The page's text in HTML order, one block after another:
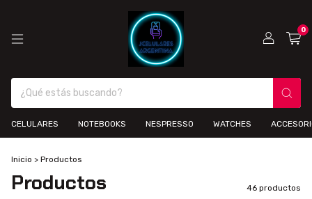
0
CELULARES NOTEBOOKS NESPRESSO WATCHES
Inicio > Productos
Productos 46 productos